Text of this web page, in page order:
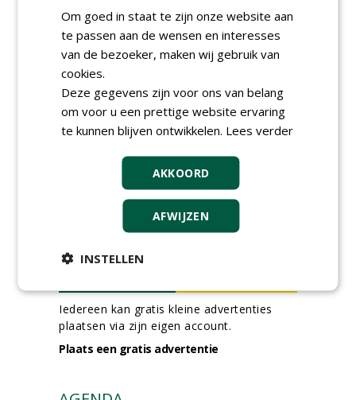
Werkvoorbereider
groenbeheer (32-40 uur per
week) bij SmitsRinsma
24-06-2026, Zutphen en op project locatie
(32-40 uur) bij SmitsRinsma
24-06-2026, Zutphen
meer Groene Banen
Iedereen kan gratis kleine advertenties
plaatsen via zijn eigen account.
Plaats een gratis advertentie
Om goed in staat te zijn onze website aan
te passen aan de wensen en interesses
van de bezoeker, maken wij gebruik van
cookies.
Deze gegevens zijn voor ons van belang
om voor u een prettige website ervaring
te kunnen blijven ontwikkelen. Lees verder
AKKOORD
AFWIJZEN
INSTELLEN